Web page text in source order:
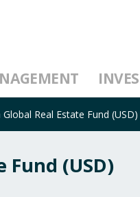
Global Real Estate Fund (USD)
Fund (USD)